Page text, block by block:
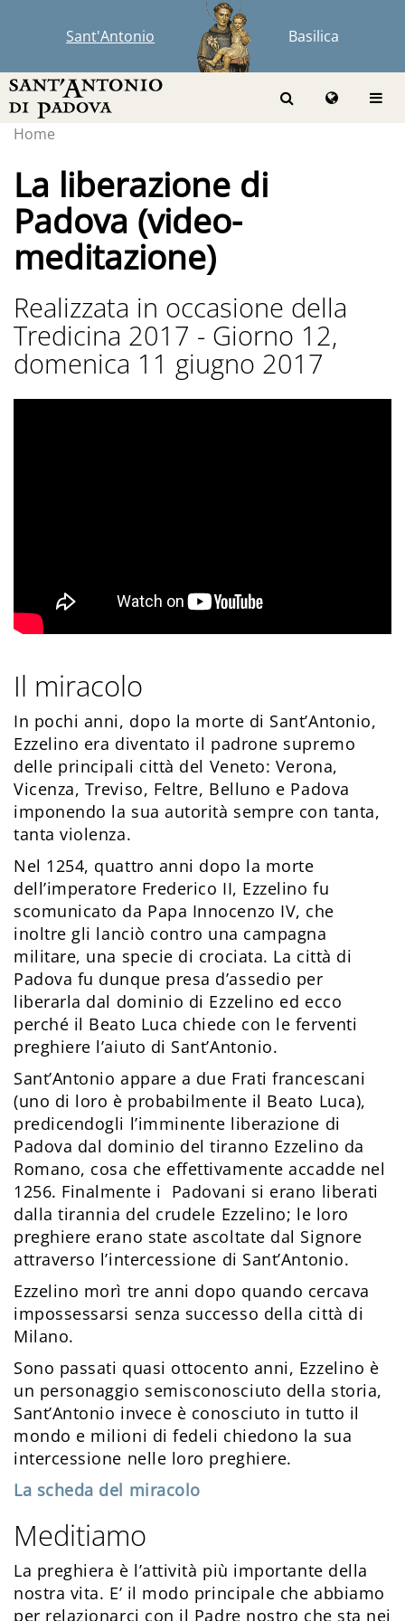
Sant'Antonio Basilica
Home
La liberazione di
Padova (video-
meditazione)
Realizzata in occasione della
Tredicina 2017 - Giorno 12,
domenica 11 giugno 2017
Il miracolo
In pochi anni, dopo la morte di Sant’Antonio,
Ezzelino era diventato il padrone supremo
delle principali città del Veneto: Verona,
Vicenza, Treviso, Feltre, Belluno e Padova
imponendo la sua autorità sempre con tanta,
tanta violenza.
Nel 1254, quattro anni dopo la morte
dell’imperatore Frederico II, Ezzelino fu
scomunicato da Papa Innocenzo IV, che
inoltre gli lanciò contro una campagna
militare, una specie di crociata. La città di
Padova fu dunque presa d’assedio per
liberarla dal dominio di Ezzelino ed ecco
perché il Beato Luca chiede con le ferventi
preghiere l’aiuto di Sant’Antonio.
Sant’Antonio appare a due Frati francescani
(uno di loro è probabilmente il Beato Luca),
predicendogli l’imminente liberazione di
Padova dal dominio del tiranno Ezzelino da
Romano, cosa che effettivamente accadde nel
1256. Finalmente i Padovani si erano liberati
dalla tirannia del crudele Ezzelino; le loro
preghiere erano state ascoltate dal Signore
attraverso l’intercessione di Sant’Antonio.
Ezzelino morì tre anni dopo quando cercava
impossessarsi senza successo della città di
Milano.
Sono passati quasi ottocento anni, Ezzelino è
un personaggio semisconosciuto della storia,
Sant’Antonio invece è conosciuto in tutto il
mondo e milioni di fedeli chiedono la sua
intercessione nelle loro preghiere.
La scheda del miracolo
Meditiamo
La preghiera è l’attività più importante della
nostra vita. E’ il modo principale che abbiamo
per relazionarci con il Padre nostro che sta nei